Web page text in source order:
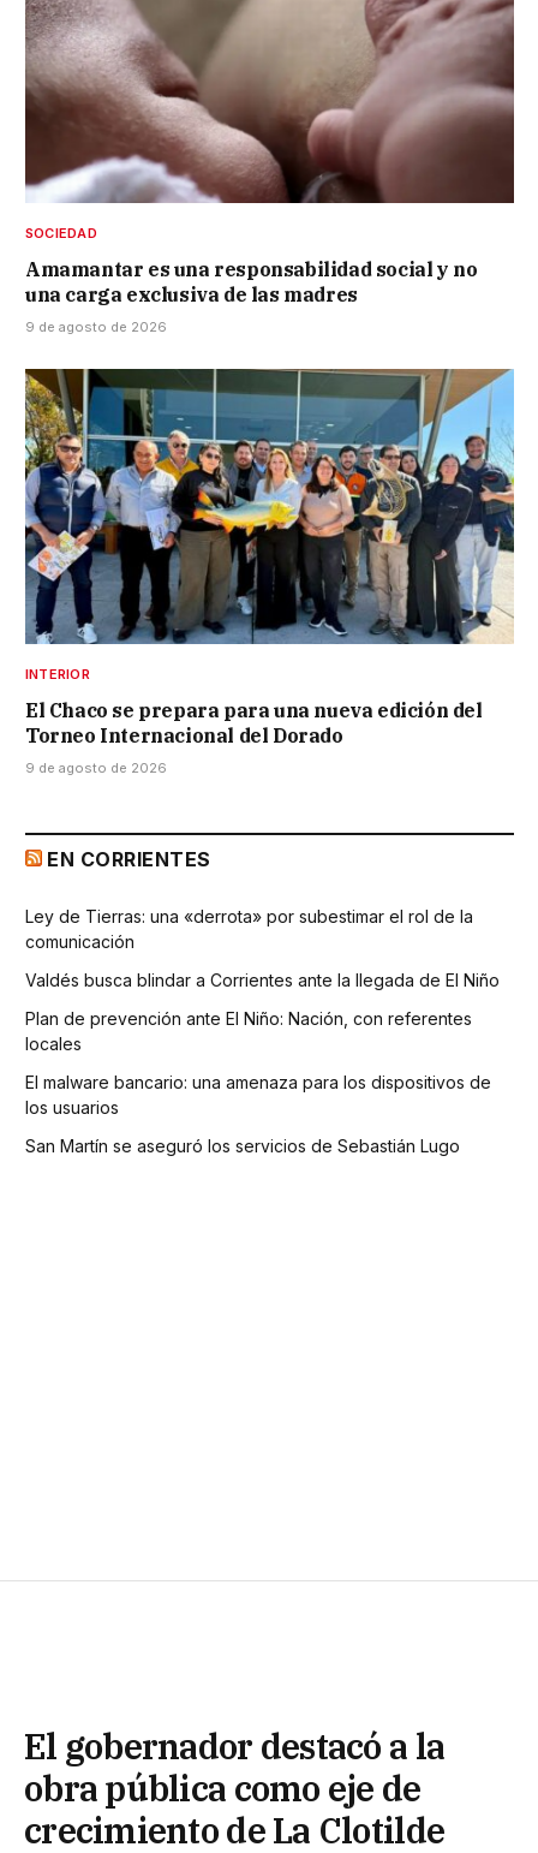
SOCIEDAD
Amamantar es una responsabilidad social y no
una carga exclusiva de las madres
9 de agosto de 2026
INTERIOR
El Chaco se prepara para una nueva edición del
Torneo Internacional del Dorado
9 de agosto de 2026
EN CORRIENTES
Ley de Tierras: una «derrota» por subestimar el rol de la
comunicación
Valdés busca blindar a Corrientes ante la llegada de El Niño
Plan de prevención ante El Niño: Nación, con referentes
locales
El malware bancario: una amenaza para los dispositivos de
los usuarios
San Martín se aseguró los servicios de Sebastián Lugo
El gobernador destacó a la
obra pública como eje de
crecimiento de La Clotilde